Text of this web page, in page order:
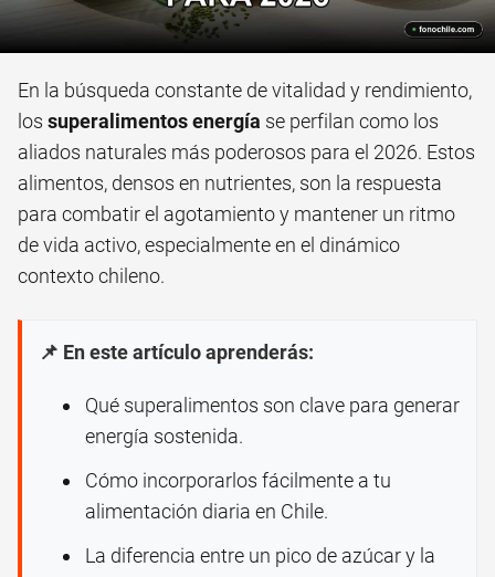
En la búsqueda constante de vitalidad y rendimiento,
los superalimentos energía se perfilan como los
aliados naturales más poderosos para el 2026. Estos
alimentos, densos en nutrientes, son la respuesta
para combatir el agotamiento y mantener un ritmo
de vida activo, especialmente en el dinámico
contexto chileno.
📌 En este artículo aprenderás:
Qué superalimentos son clave para generar
energía sostenida.
Cómo incorporarlos fácilmente a tu
alimentación diaria en Chile.
La diferencia entre un pico de azúcar y la